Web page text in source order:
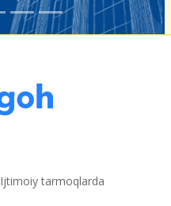
Ijtimoiy tarmoqlarda